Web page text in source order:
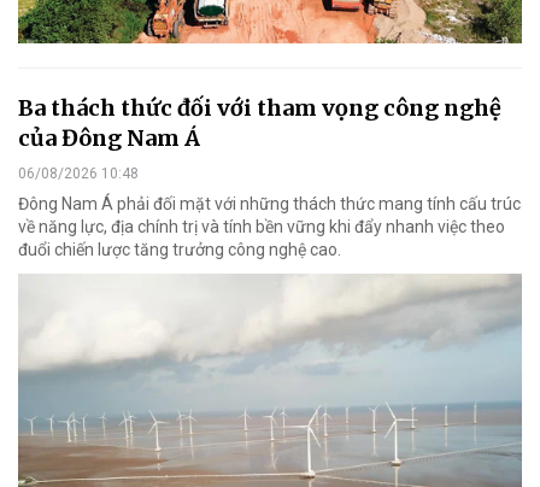
Ba thách thức đối với tham vọng công nghệ
của Đông Nam Á
06/08/2026 10:48
Đông Nam Á phải đối mặt với những thách thức mang tính cấu trúc
về năng lực, địa chính trị và tính bền vững khi đẩy nhanh việc theo
đuổi chiến lược tăng trưởng công nghệ cao.